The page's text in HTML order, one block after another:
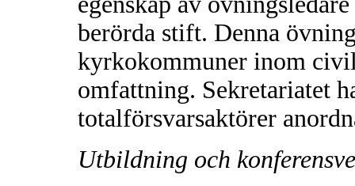
berörda stift. Denna
kyrkokommuner inom
omfattning. Sekretariatet
totalförsvarsaktörer
Utbildning och